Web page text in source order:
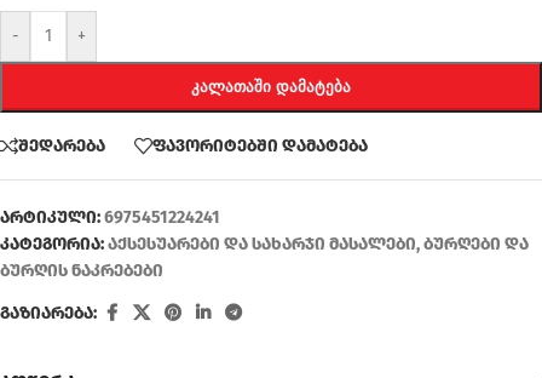
- +
ᲙᲐᲚᲐᲗᲐᲨᲘ ᲓᲐᲛᲐᲢᲔᲑᲐ
შედარება ფავორიტებში დამატება
არტიკული:6975451224241
კატეგორია:აქსესუარები და სახარჯი მასალები,ბურღები და
ბურღის ნაკრებები
გაზიარება: